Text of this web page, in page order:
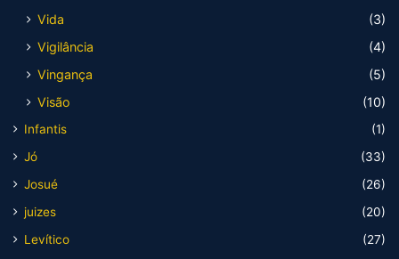
Vida
(3)
Vigilância
(4)
Vingança
(5)
Visão
(10)
Infantis
(1)
Jó
(33)
Josué
(26)
juizes
(20)
Levítico
(27)